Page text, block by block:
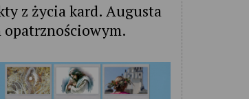
z życia kard. Augusta
opatrznościowym.